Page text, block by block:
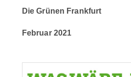
Die Grünen Frankfurt
Februar 2021